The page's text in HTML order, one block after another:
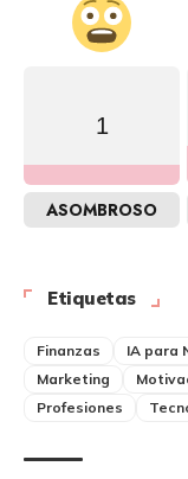
1
ASOMBROSO
Etiquetas
Finanzas IA para
Marketing
Profesiones